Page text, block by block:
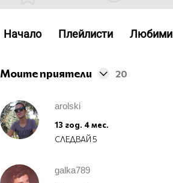
Моите приятели 20
arolski
13 год. 4 мес.
СЛЕДВАЙ5
galka789
Начало Плейлисти Любими